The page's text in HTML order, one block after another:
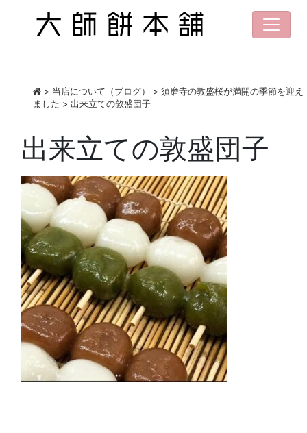
> 当店について（ブログ） > 須磨寺の敦盛桜が満開の季節を迎え
ました > 出来立ての敦盛団子
出来立ての敦盛団子